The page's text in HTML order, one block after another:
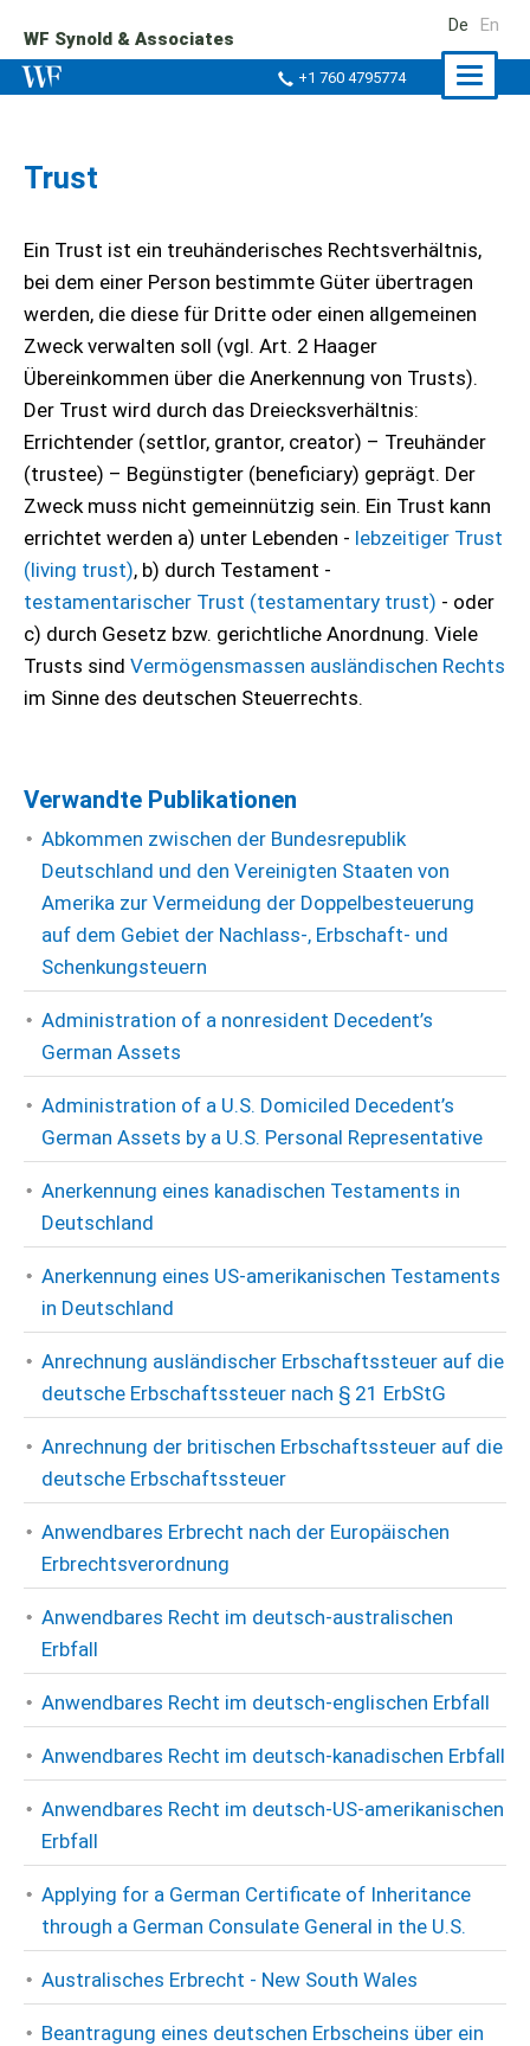
WF Synold & Associates
+1 760 4795774
De En
Trust
Ein Trust ist ein treuhänderisches Rechtsverhältnis,
bei dem einer Person bestimmte Güter übertragen
werden, die diese für Dritte oder einen allgemeinen
Zweck verwalten soll (vgl. Art. 2 Haager
Übereinkommen über die Anerkennung von Trusts).
Der Trust wird durch das Dreiecksverhältnis:
Errichtender (settlor, grantor, creator) – Treuhänder
(trustee) – Begünstigter (beneficiary) geprägt. Der
Zweck muss nicht gemeinnützig sein. Ein Trust kann
errichtet werden a) unter Lebenden - lebzeitiger Trust
(living trust), b) durch Testament -
testamentarischer Trust (testamentary trust) - oder
c) durch Gesetz bzw. gerichtliche Anordnung. Viele
Trusts sind Vermögensmassen ausländischen Rechts
im Sinne des deutschen Steuerrechts.
Verwandte Publikationen
Abkommen zwischen der Bundesrepublik
Deutschland und den Vereinigten Staaten von
Amerika zur Vermeidung der Doppelbesteuerung
auf dem Gebiet der Nachlass-, Erbschaft- und
Schenkungsteuern
Administration of a nonresident Decedent’s
German Assets
Administration of a U.S. Domiciled Decedent’s
German Assets by a U.S. Personal Representative
Anerkennung eines kanadischen Testaments in
Deutschland
Anerkennung eines US-amerikanischen Testaments
in Deutschland
Anrechnung ausländischer Erbschaftssteuer auf die
deutsche Erbschaftssteuer nach § 21 ErbStG
Anrechnung der britischen Erbschaftssteuer auf die
deutsche Erbschaftssteuer
Anwendbares Erbrecht nach der Europäischen
Erbrechtsverordnung
Anwendbares Recht im deutsch-australischen
Erbfall
Anwendbares Recht im deutsch-englischen Erbfall
Anwendbares Recht im deutsch-kanadischen Erbfall
Anwendbares Recht im deutsch-US-amerikanischen
Erbfall
Applying for a German Certificate of Inheritance
through a German Consulate General in the U.S.
Australisches Erbrecht - New South Wales
Beantragung eines deutschen Erbscheins über ein